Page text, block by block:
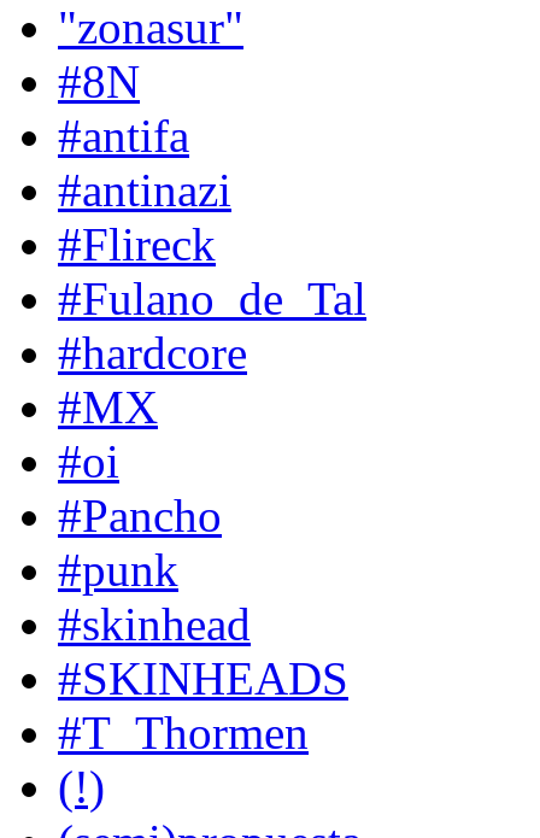
"zonasur"
#8N
#antifa
#antinazi
#Flireck
#Fulano_de_Tal
#hardcore
#MX
#oi
#Pancho
#punk
#skinhead
#SKINHEADS
#T_Thormen
(!)